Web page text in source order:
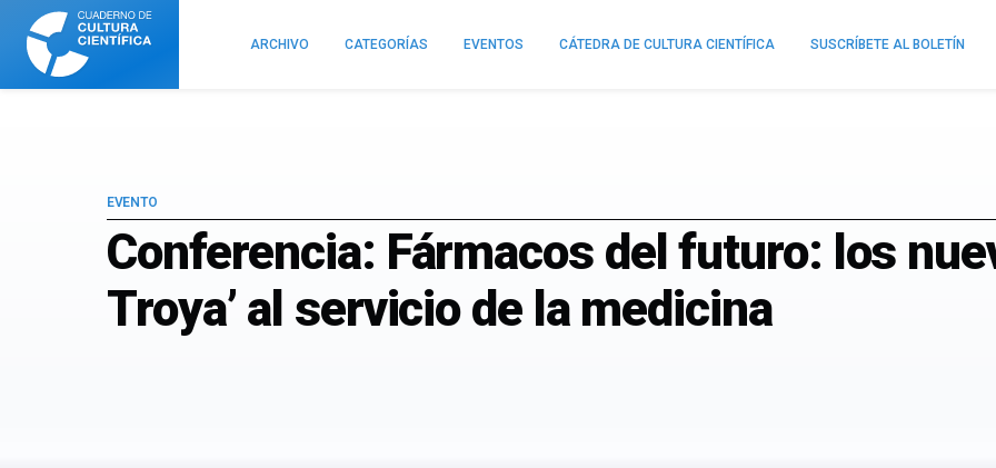
Cuaderno
Cultura
Científica
ARCHIVO CATEGORÍAS EVENTOS CÁTEDRA DE CULTURA CIENTÍFICA SUSCRÍBETE AL BOLETÍN
Conferencia: Fármacos del futuro: los
Troya’ al servicio de la medicina
EVENTO